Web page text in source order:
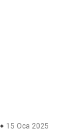
15 Oca 2025